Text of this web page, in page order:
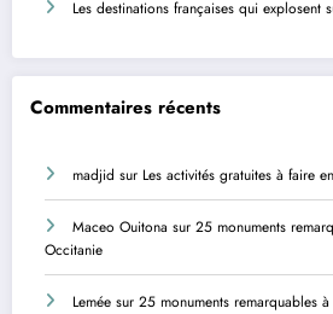
Les destinations françaises qui explosent
Commentaires récents
madjid sur Les activités gratuites à faire
Maceo Ouitona sur 25 monuments
Occitanie
Lemée sur 25 monuments remarquables